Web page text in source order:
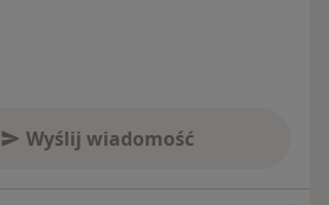
Wyślij wiadomość